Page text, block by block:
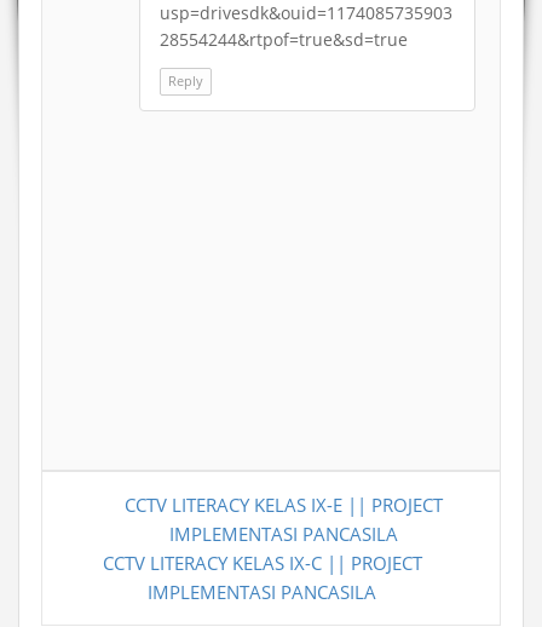
usp=drivesdk&ouid=1174085735903
28554244&rtpof=true&sd=true
Reply
CCTV LITERACY KELAS IX-E || PROJECT
IMPLEMENTASI PANCASILA
CCTV LITERACY KELAS IX-C || PROJECT
IMPLEMENTASI PANCASILA